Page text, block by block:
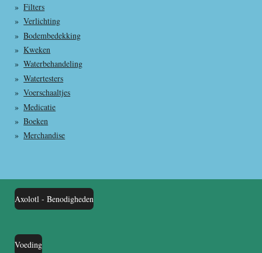
Filters
Verlichting
Bodembedekking
Kweken
Waterbehandeling
Watertesters
Voerschaaltjes
Medicatie
Boeken
Merchandise
Axolotl - Benodigheden
Voeding